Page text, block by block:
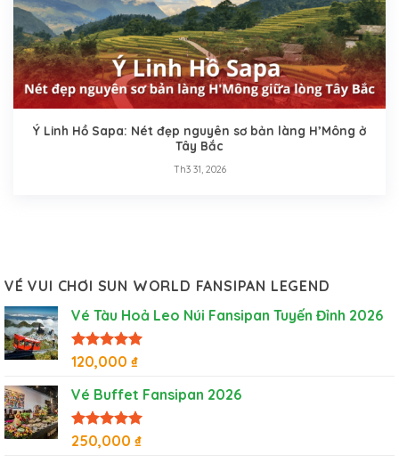
Ý Linh Hồ Sapa: Nét đẹp nguyên sơ bản làng H’Mông ở
Tây Bắc
Th3 31, 2026
VÉ VUI CHƠI SUN WORLD FANSIPAN LEGEND
Vé Tàu Hoả Leo Núi Fansipan Tuyến Đỉnh 2026
Được xếp
hạng
sao
120,000 ₫
Vé Buffet Fansipan 2026
Được xếp
hạng
250,000 ₫